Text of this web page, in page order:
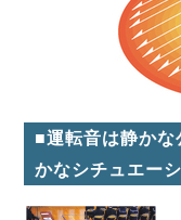
■運転音は静か
かなシチュエー